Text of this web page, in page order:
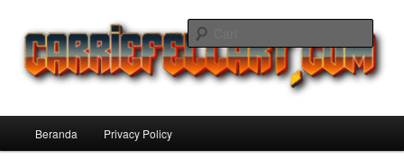
konten
utama
konten
sekunderCarriefellart Pilihan Terbaik Game
Offline Android 2025 yang Wajib
Kamu Coba
Cari
Beranda Privacy Policy